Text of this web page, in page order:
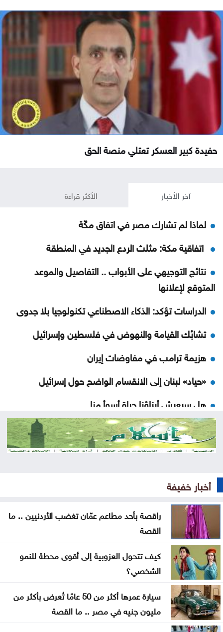
حفيدة كبير العسكر تعتلي منصة الحق
آخر الأخبار الأكثر قراءة
لماذا لم تشارك مصر في اتفاق مكّة
اتفاقية مكة: مثلث الردع الجديد في المنطقة
نتائج التوجيهي على الأبواب .. التفاصيل والموعد
المتوقع لإعلانها
الدراسات تؤكد: الذكاء الاصطناعي تكنولوجيا بلا جدوى
تشابُك القيامة والنهوض في فلسطين وإسرائيل
هزيمة ترامب في مفاوضات إيران
«حياد» لبنان إلى الانقسام الواضح حول إسرائيل
هل سيعيش أبناؤنا حياة أسوأ منا
مات قبل تخرجه بشهر .. فيديو مؤثر لأم تتسلم شهادة
ابنها الراحل
.. ماذا عن الأردن؟
البرلمان العربي يدين تفجيرًا إرهابيًا استهدف حافلة ركاب
بريف دمشق
واشنطن تضغط على إسرائيل لإقرار هدنة في غزة
إسبانيا تفرض قيودًا على الرحلات الجوية والسفن
القادمة من إيطاليا
الحكومة التركية تنفي أي تعارض بين اتفاقية الدفاع
والتزامات الناتو
أخبار خفيفة
راقصة بأحد مطاعم عمّان تغضب الأردنيين .. ما
القصة
كيف تتحول العزوبية إلى أقوى محطة للنمو
الشخصي؟
سيارة عمرها أكثر من 50 عامًا تُعرض بأكثر من
مليون جنيه في مصر .. ما القصة